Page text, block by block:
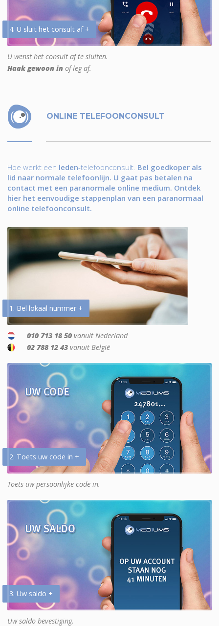
4. U sluit het consult af +
U wenst het consult af te sluiten.
Haak gewoon in of leg af.
ONLINE TELEFOONCONSULT
Hoe werkt een leden-telefoonconsult. Bel goedkoper als
lid naar normale telefoonlijn. U gaat pas betalen na
contact met een paranormale online medium. Ontdek
hier het eenvoudige stappenplan van een paranormaal
online telefoonconsult.
1. Bel lokaal nummer +
010 713 18 50 vanuit Nederland
02 788 12 43 vanuit België
2. Toets uw code in +
Toets uw persoonlijke code in.
3. Uw saldo +
Uw saldo bevestiging.